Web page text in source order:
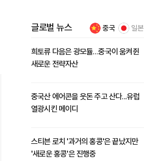
글로벌 뉴스 중국 일본
희토류 다음은 광모듈…중국이 움켜쥔
새로운 전략자산
중국산 에어콘을 웃돈 주고 산다...유럽
열광시킨 메이디
스티븐 로치 '과거의 홍콩'은 끝났지만
'새로운 홍콩'은 진행중